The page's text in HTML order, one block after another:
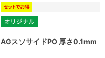
AGスソサイドPO 厚さ0.1mm